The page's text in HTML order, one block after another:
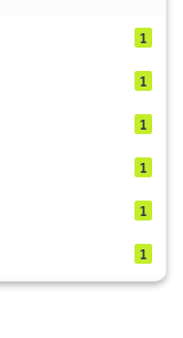
1
1
1
1
1
1